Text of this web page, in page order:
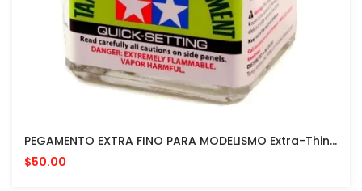
PEGAMENTO EXTRA FINO PARA MODELISMO Extra-Thin Cement MADE IN JAPAN
$50.00